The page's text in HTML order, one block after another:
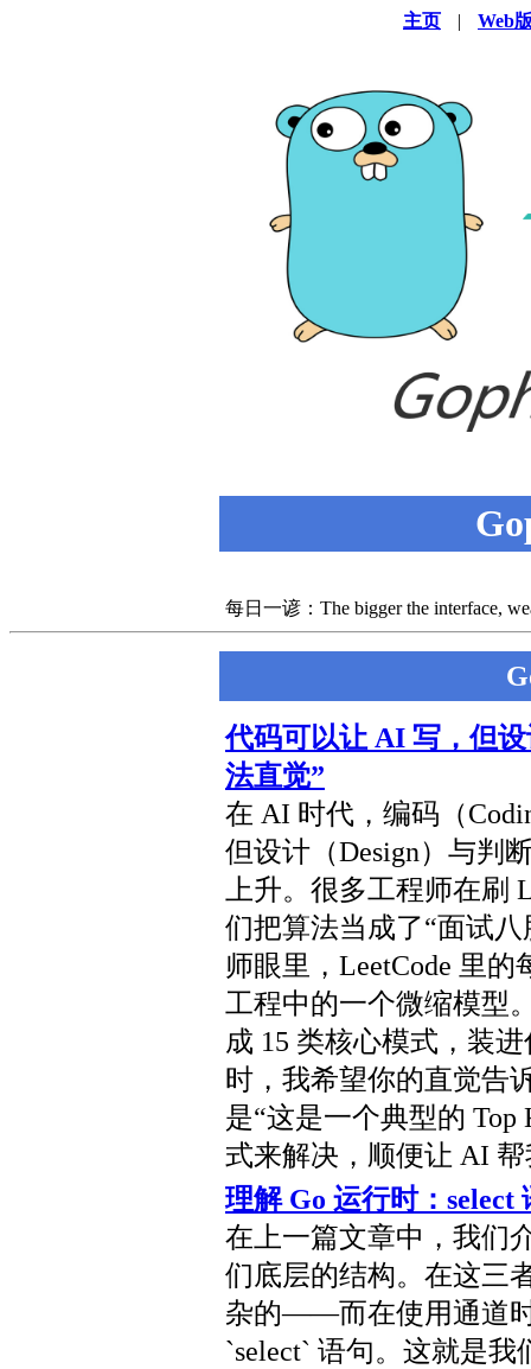
主页 | Web
每日一谚：The bigger the interface,
代码可以让 AI 写，但
法直觉”
在 AI 时代，编码（
但设计（Design）与判
上升。很多工程师在刷
们把算法当成了“面试
师眼里，LeetCode 里
工程中的一个微缩模型
成 15 类核心模式，装
时，我希望你的直觉告
是“这是一个典型的
式来解决，顺便让 AI
理解 Go 运行时：select
在上一篇文章中，我们
们底层的结构。在这三
杂的——而在使用通道
`select` 语句。这就是